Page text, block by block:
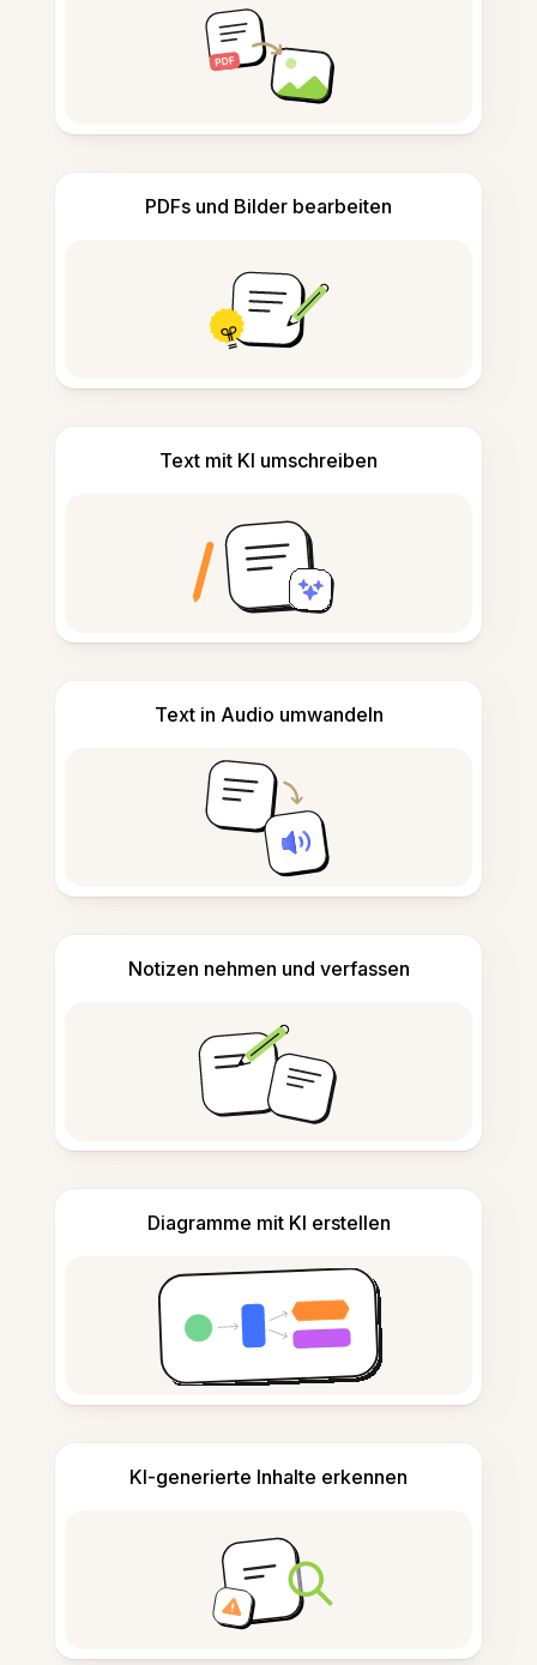
PDFs und Bilder bearbeiten
Text mit KI umschreiben
Text in Audio umwandeln
Notizen nehmen und verfassen
Diagramme mit KI erstellen
KI-generierte Inhalte erkennen